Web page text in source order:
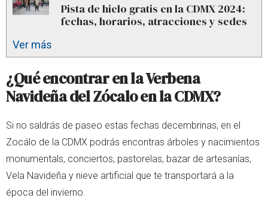
Pista de hielo gratis en la CDMX 2024:
fechas, horarios, atracciones y sedes
Ver más
¿Qué encontrar en la Verbena
Navideña del Zócalo en la CDMX?
Si no saldrás de paseo estas fechas decembrinas, en el
Zocálo de la CDMX podrás encontras árboles y nacimientos
monumentals, conciertos, pastorelas, bazar de artesanías,
Vela Navideña y nieve artificial que te transportará a la
época del invierno.